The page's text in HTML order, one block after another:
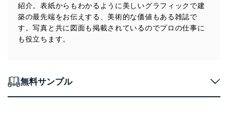
当社は、個人情報に関連する法令、国が定める指針及び
その他の規範を遵守します。また、当社の管理の仕組み
に、これらの法令及びその他の規範を常に適合させま
す。
に、下記セキュリティ対策をはじめとする安全対策を実
正に努めます。
紹介。表紙からもわかるように美しいグラフィックで建
築の最先端をお伝えする、美術的な価値もある雑誌で
す。写真と共に図面も掲載されているのでプロの仕事に
も役立ちます。
無料サンプル